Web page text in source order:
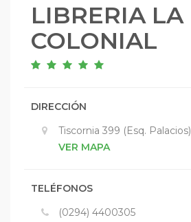
LIBRERIA LA
COLONIAL
DIRECCIÓN
Tiscornia 399 (Esq. Palacios)
VER MAPA
TELÉFONOS
(0294) 4400305